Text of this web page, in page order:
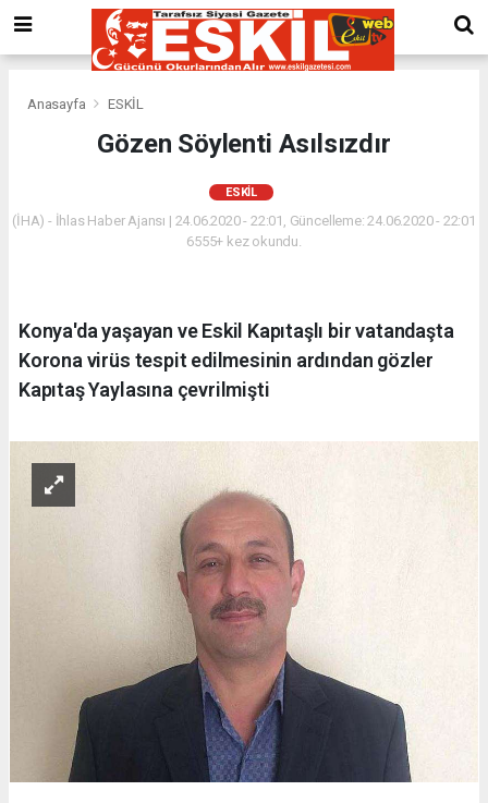
Anasayfa ESKİL
Gözen Söylenti Asılsızdır
ESKİL
(İHA) - İhlas Haber Ajansı | 24.06.2020 - 22:01, Güncelleme: 24.06.2020 - 22:01
6555+ kez okundu.
Konya'da yaşayan ve Eskil Kapıtaşlı bir vatandaşta
Korona virüs tespit edilmesinin ardından gözler
Kapıtaş Yaylasına çevrilmişti